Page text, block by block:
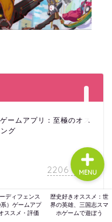
ームアプリ：至極のオス
グ
2206 view
初心者へ「千年戦争アイ
ンキング・ブラックチ
ディフェンス
系）ゲームアプ
ススメ・評価
歴史好きオススメ：世
界の英雄、三国志スマ
ホゲームで遊ぼう
MENU
ホーム
ガジェット